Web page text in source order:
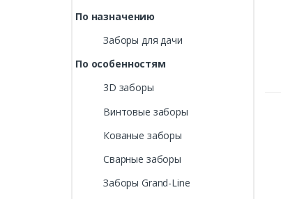
По назначению
Заборы для дачи
По особенностям
3D заборы
Винтовые заборы
Кованые заборы
Сварные заборы
Заборы Grand-Line